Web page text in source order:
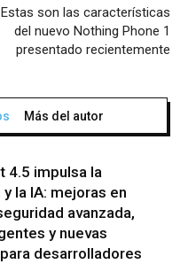
Estas son las características
del nuevo Nothing Phone 1
presentado recientemente
Más del autor
4.5 impulsa la
la IA: mejoras en
avanzada,
y nuevas
desarrolladores